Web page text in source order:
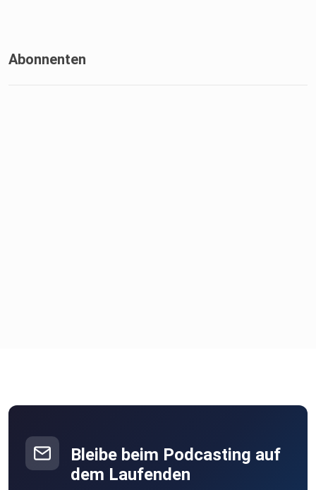
Abonnenten
Bleibe beim Podcasting auf
dem Laufenden